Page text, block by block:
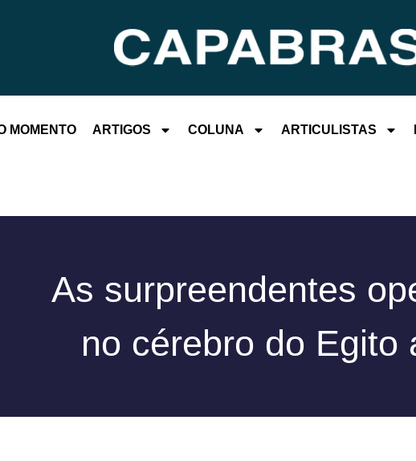
MOMENTO ARTIGOS COLUNA ARTICULISTAS
As surpreendentes
no cérebro do Egito